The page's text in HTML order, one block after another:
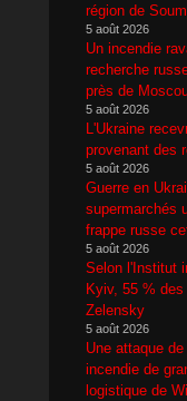
région de
5 août 2026
Un incendie
recherche
près de
5 août 2026
L'Ukraine
provenant des
5 août 2026
Guerre en
supermarchés
frappe russe
5 août 2026
Selon l'Institut
Kyiv, 55 %
Zelensky
5 août 2026
Une attaque
incendie de
logistique de